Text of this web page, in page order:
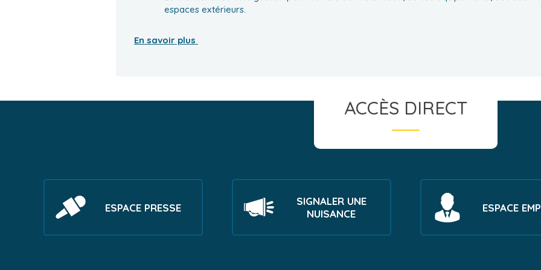
espaces extérieurs.
En savoir plus
ACCÈS DIRECT
ESPACE PRESSE
SIGNALER UNE
NUISANCE
ESPACE